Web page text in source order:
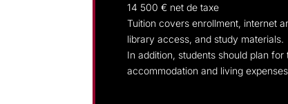
14 500 € net de taxe
Tuition covers enrollment, internet
library access, and study materials.
In addition, students should plan for
accommodation and living